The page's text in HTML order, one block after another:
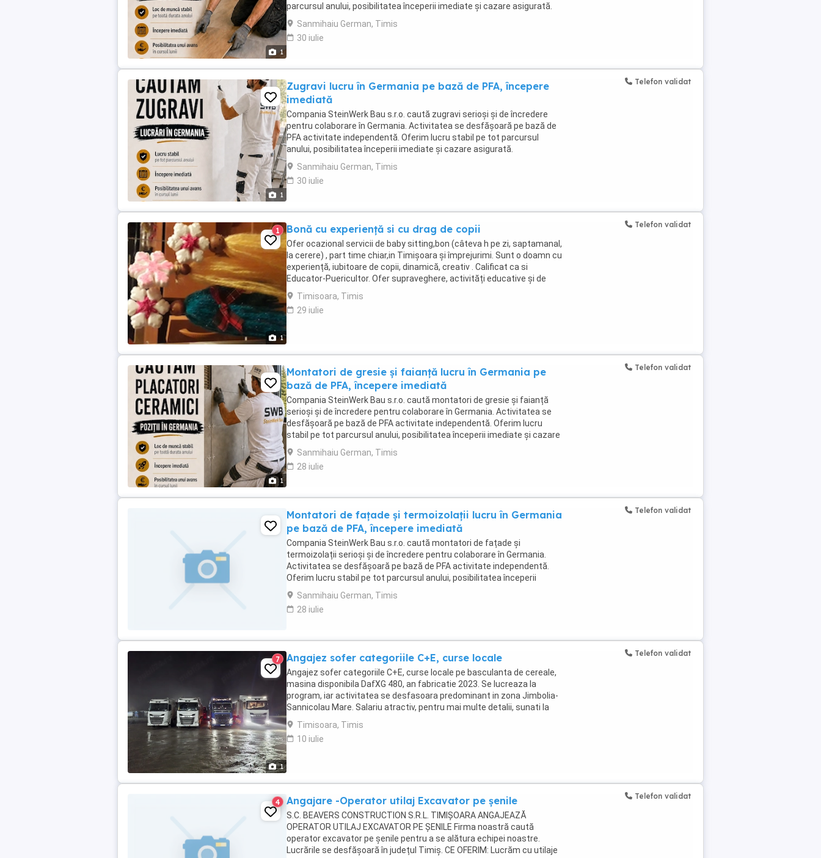
1
parcursul anului, posibilitatea începerii imediate și cazare asigurată.
Remunerația se stabilește ...
Sanmihaiu German, Timis
30 iulie
1
Zugravi lucru în Germania pe bază de PFA, începere
imediată
Compania SteinWerk Bau s.r.o. caută zugravi serioși și de încredere
pentru colaborare în Germania. Activitatea se desfășoară pe bază de
PFA activitate independentă. Oferim lucru stabil pe tot parcursul
anului, posibilitatea începerii imediate și cazare asigurată.
Remunerația se stabilește în funcție ...
Sanmihaiu German, Timis
30 iulie
Telefon validat
1
1 Bonă cu experiență si cu drag de copii
Ofer ocazional servicii de baby sitting,bon (câteva h pe zi, saptamanal,
la cerere) , part time chiar,in Timișoara și împrejurimi. Sunt o doamn cu
experiență, iubitoare de copii, dinamică, creativ . Calificat ca si
Educator-Puericultor. Ofer supraveghere, activități educative și de
joacă etc. O ...
Timisoara, Timis
29 iulie
Telefon validat
1
Montatori de gresie și faianță lucru în Germania pe
bază de PFA, începere imediată
Compania SteinWerk Bau s.r.o. caută montatori de gresie și faianță
serioși și de încredere pentru colaborare în Germania. Activitatea se
desfășoară pe bază de PFA activitate independentă. Oferim lucru
stabil pe tot parcursul anului, posibilitatea începerii imediate și cazare
asigurată. Remunerația se ...
Sanmihaiu German, Timis
28 iulie
Telefon validat
Montatori de fațade și termoizolații lucru în Germania
pe bază de PFA, începere imediată
Compania SteinWerk Bau s.r.o. caută montatori de fațade și
termoizolații serioși și de încredere pentru colaborare în Germania.
Activitatea se desfășoară pe bază de PFA activitate independentă.
Oferim lucru stabil pe tot parcursul anului, posibilitatea începerii
imediate și cazare asigurată. Remunerația ...
Sanmihaiu German, Timis
28 iulie
Telefon validat
1
7 Angajez sofer categoriile C+E, curse locale
Angajez sofer categoriile C+E, curse locale pe basculanta de cereale,
masina disponibila DafXG 480, an fabricatie 2023. Se lucreaza la
program, iar activitatea se desfasoara predominant in zona Jimbolia-
Sannicolau Mare. Salariu atractiv, pentru mai multe detalii, sunati la
numarul
Timisoara, Timis
10 iulie
Telefon validat
4 Angajare -Operator utilaj Excavator pe șenile
S.C. BEAVERS CONSTRUCTION S.R.L. TIMIȘOARA ANGAJEAZĂ
OPERATOR UTILAJ EXCAVATOR PE ȘENILE Firma noastră caută
operator excavator pe șenile pentru a se alătura echipei noastre.
Lucrările se desfășoară în județul Timiș. CE OFERIM: Lucrăm cu utilaje
Telefon validat